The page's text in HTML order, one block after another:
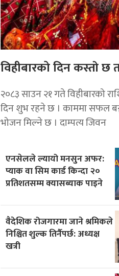
विहीबारको दिन कस्ताे छ
२०८३ साउन २१ गते विहीबारको
दिन शुभ रहने छ । काममा सफल बन्नु
भोजन मिल्ने छ । दाम्पत्य जिवन
एनसेलले ल्यायो मनसुन अफर:
प्याक वा सिम कार्ड किन्दा २०
प्रतिशतसम्म क्यासब्याक पाइने
वैदेशिक रोजगारमा जाने श्रमिकले
निश्चित शुल्क तिर्नैपर्छ: अध्यक्ष
खत्री